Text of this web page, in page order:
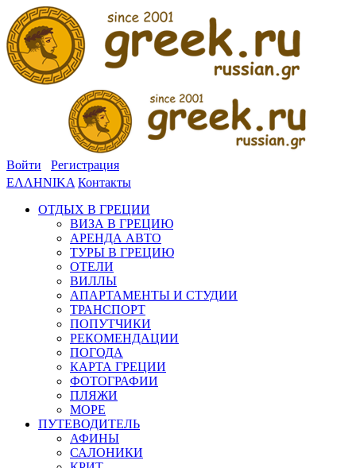
Войти
Регистрация
ΕΛΛΗΝΙΚΑ Контакты
ОТДЫХ В ГРЕЦИИ
ВИЗА В ГРЕЦИЮ
АРЕНДА АВТО
ТУРЫ В ГРЕЦИЮ
ОТЕЛИ
ВИЛЛЫ
АПАРТАМЕНТЫ И СТУДИИ
ТРАНСПОРТ
ПОПУТЧИКИ
РЕКОМЕНДАЦИИ
ПОГОДА
КАРТА ГРЕЦИИ
ФОТОГРАФИИ
ПЛЯЖИ
МОРЕ
ПУТЕВОДИТЕЛЬ
АФИНЫ
САЛОНИКИ